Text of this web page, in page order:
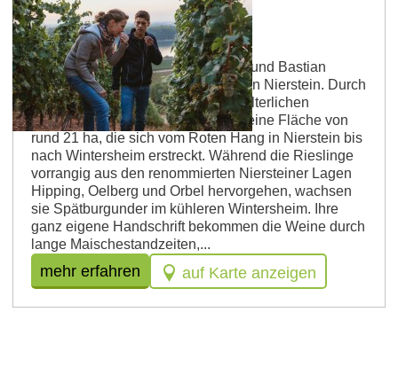
Weingut Bunn Strebel
Im Jahr 2011 gründeten Lisa Bunn und Bastian
Strebel das Weingut Bunn Strebel in Nierstein. Durch
die Zusammenlegung der beiden elterlichen
Betriebe, zählt das Weingut heute eine Fläche von
rund 21 ha, die sich vom Roten Hang in Nierstein bis
nach Wintersheim erstreckt. Während die Rieslinge
vorrangig aus den renommierten Niersteiner Lagen
Hipping, Oelberg und Orbel hervorgehen, wachsen
sie Spätburgunder im kühleren Wintersheim. Ihre
ganz eigene Handschrift bekommen die Weine durch
lange Maischestandzeiten,...
mehr erfahren auf Karte anzeigen